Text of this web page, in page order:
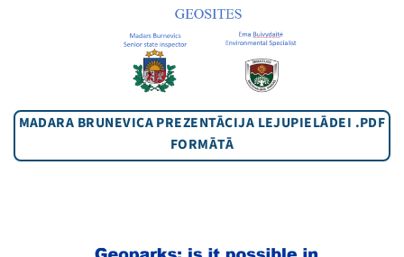
MADARA BRUNEVICA PREZENTĀCIJA LEJUPIELĀDEI .PDF
FORMĀTĀ